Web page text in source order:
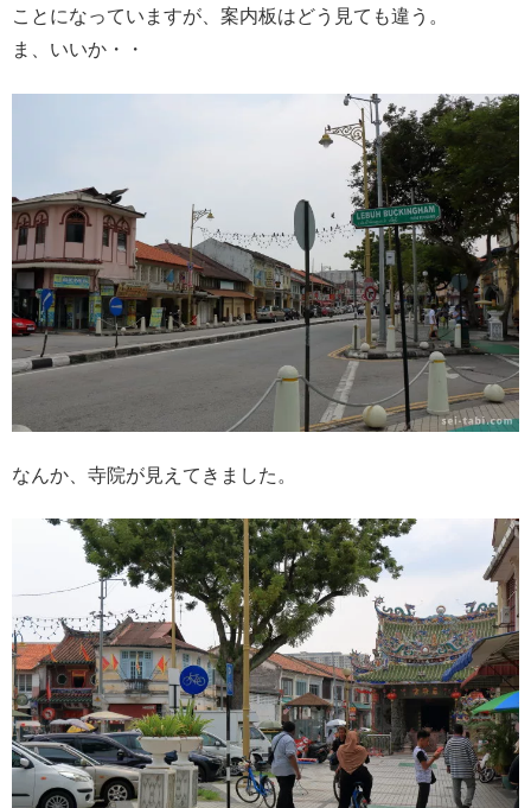
ことになっていますが、案内板はどう見ても違う。
ま、いいか・・
なんか、寺院が見えてきました。